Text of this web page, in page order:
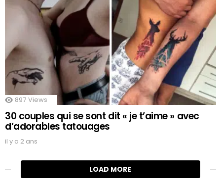
897 Views
30 couples qui se sont dit « je t’aime » avec
d’adorables tatouages
il y a 2 ans
LOAD MORE